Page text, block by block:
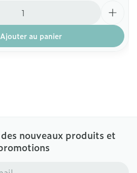
Ajouter au panier
nouveaux produits et